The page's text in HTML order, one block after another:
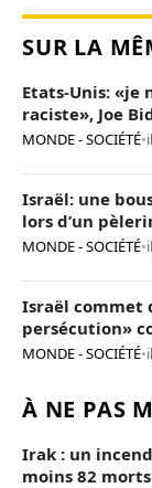
SUR LA
Etats-Unis: «je
raciste», Joe
MONDE - SOCIÉTÉ•
Israël: une
lors d’un
MONDE - SOCIÉTÉ•
Israël commet
persécution»
MONDE - SOCIÉTÉ•
À NE PAS
Irak : un
moins 82 morts